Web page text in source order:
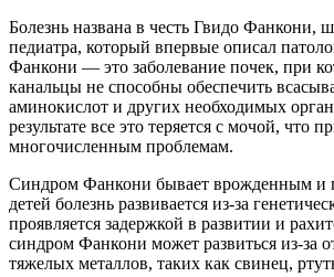
Болезнь названа в честь Гвидо Фанкони,
педиатра, который впервые описал
Фанкони — это заболевание почек, при
канальцы не способны обеспечить
аминокислот и других необходимых
результате все это теряется с мочой, что
многочисленным проблемам.
Синдром Фанкони бывает врожденным и
детей болезнь развивается из-за
проявляется задержкой в развитии и
синдром Фанкони может развиться из-за
тяжелых металлов, таких как свинец,